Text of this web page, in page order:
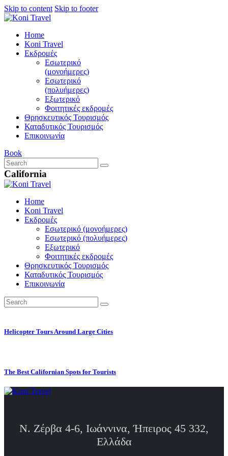
Skip to content Skip to footer
Home
Koni Travel
Εκδρομές
Εσωτερικό
(μονοήμερες)
Εσωτερικό
(πολυήμερες)
Εξωτερικό
Φοιτητικές εκδρομές
Θρησκευτικός Τουρισμός
Καταδυτικός Τουρισμός
Επικοινωνία
Book
California
Home
Koni Travel
Εκδρομές
Εσωτερικό (μονοήμερες)
Εσωτερικό (πολυήμερες)
Εξωτερικό
Φοιτητικές εκδρομές
Θρησκευτικός Τουρισμός
Καταδυτικός Τουρισμός
Επικοινωνία
Helicopter Tours Around Large Cities
The Best Californian Spots for Tourists
Ν. Ζέρβα 4-6, Ιωάννινα, Ήπειρος 45 332,
Ελλάδα